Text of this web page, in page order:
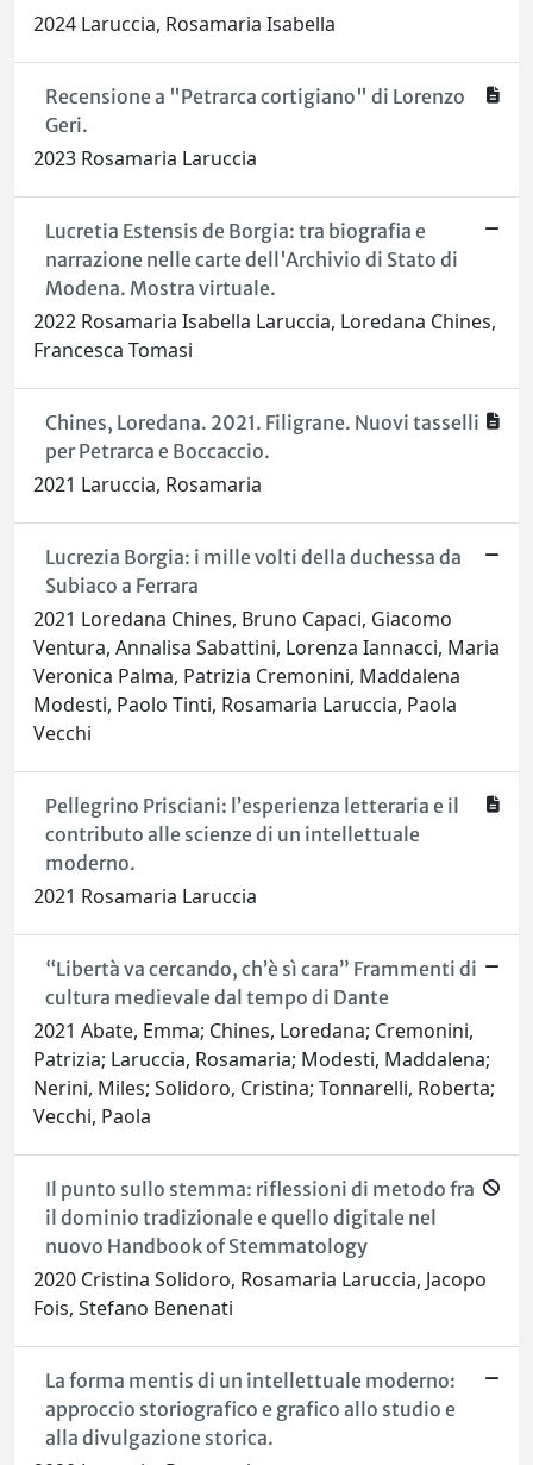
2024 Laruccia, Rosamaria Isabella
Recensione a "Petrarca cortigiano" di Lorenzo
Geri.
2023 Rosamaria Laruccia
Lucretia Estensis de Borgia: tra biografia e
narrazione nelle carte dell'Archivio di Stato di
Modena. Mostra virtuale.
2022 Rosamaria Isabella Laruccia, Loredana Chines,
Francesca Tomasi
Chines, Loredana. 2021. Filigrane. Nuovi tasselli
per Petrarca e Boccaccio.
2021 Laruccia, Rosamaria
Lucrezia Borgia: i mille volti della duchessa da
Subiaco a Ferrara
2021 Loredana Chines, Bruno Capaci, Giacomo
Ventura, Annalisa Sabattini, Lorenza Iannacci, Maria
Veronica Palma, Patrizia Cremonini, Maddalena
Modesti, Paolo Tinti, Rosamaria Laruccia, Paola
Vecchi
Pellegrino Prisciani: l’esperienza letteraria e il
contributo alle scienze di un intellettuale
moderno.
2021 Rosamaria Laruccia
“Libertà va cercando, ch’è sì cara” Frammenti di
cultura medievale dal tempo di Dante
2021 Abate, Emma; Chines, Loredana; Cremonini,
Patrizia; Laruccia, Rosamaria; Modesti, Maddalena;
Nerini, Miles; Solidoro, Cristina; Tonnarelli, Roberta;
Vecchi, Paola
Il punto sullo stemma: riflessioni di metodo fra
il dominio tradizionale e quello digitale nel
nuovo Handbook of Stemmatology
2020 Cristina Solidoro, Rosamaria Laruccia, Jacopo
Fois, Stefano Benenati
La forma mentis di un intellettuale moderno:
approccio storiografico e grafico allo studio e
alla divulgazione storica.